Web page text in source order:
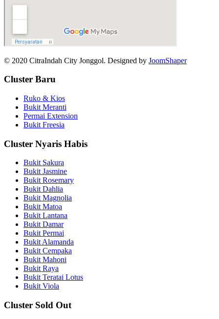
© 2020 CitraIndah City Jonggol. Designed by JoomShaper
Cluster Baru
Ruko & Kios
Bukit Meranti
Permai Extension
Bukit Freesia
Cluster Nyaris Habis
Bukit Sakura
Bukit Jasmine
Bukit Rosemary
Bukit Dahlia
Bukit Magnolia
Bukit Matoa
Bukit Lantana
Bukit Damar
Bukit Permai
Bukit Alamanda
Bukit Cempaka
Bukit Mahoni
Bukit Raya
Bukit Teratai Lotus
Bukit Viola
Cluster Sold Out